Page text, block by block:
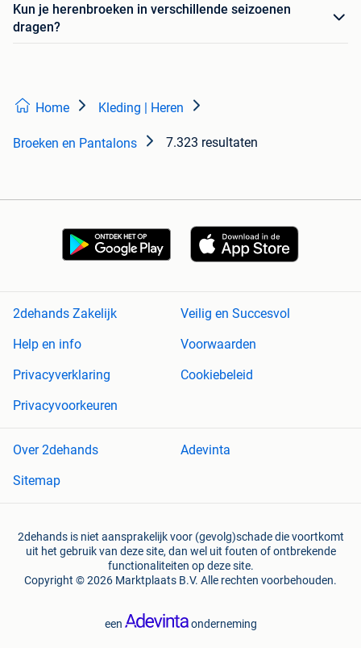
Kun je herenbroeken in verschillende seizoenen
dragen?
Home Kleding | Heren
Broeken en Pantalons 7.323 resultaten
2dehands Zakelijk
Veilig en Succesvol
Help en info
Voorwaarden
Privacyverklaring
Cookiebeleid
Privacyvoorkeuren
Over 2dehands
Adevinta
Sitemap
2dehands is niet aansprakelijk voor (gevolg)schade die voortkomt
uit het gebruik van deze site, dan wel uit fouten of ontbrekende
functionaliteiten op deze site.
Copyright © 2026 Marktplaats B.V. Alle rechten voorbehouden.
een onderneming